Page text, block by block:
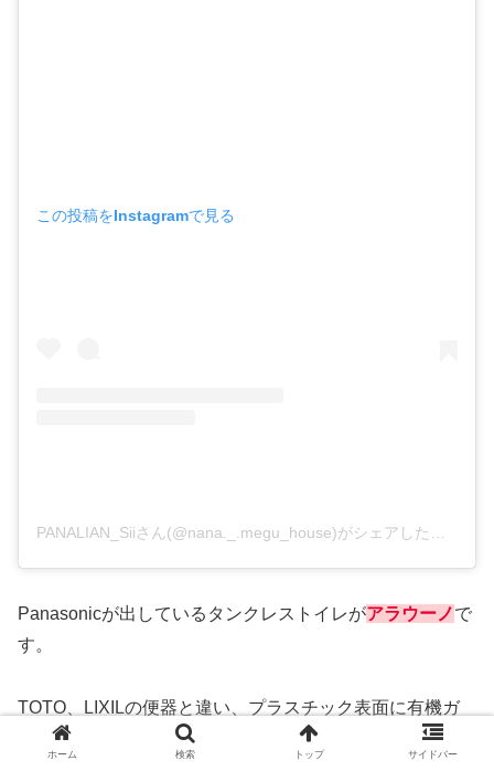
この投稿をInstagramで見る
Panasonicが出しているタンクレストイレがアラウーノで
す。
TOTO、LIXILの便器と違い、プラスチック表面に有機ガ
ラス処理をして造ったトイレで、
ホーム 検索 トップ サイドバー